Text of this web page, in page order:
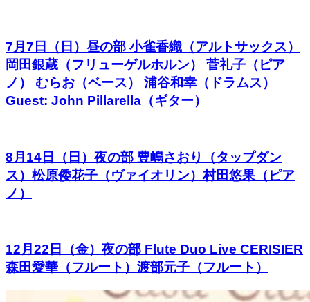
7月7日（日）昼の部 小雀香織（アルトサックス）
岡田銀蔵（フリューゲルホルン） 菅礼子（ピア
ノ） むらお（ベース） 浦谷和幸（ドラムス）
Guest: John Pillarella（ギター）
8月14日（日）夜の部 豊嶋さおり（タップダン
ス）松原倭花子（ヴァイオリン）村田悠果（ピア
ノ）
12月22日（金）夜の部 Flute Duo Live CERISIER
森田愛華（フルート）渡部元子（フルート）